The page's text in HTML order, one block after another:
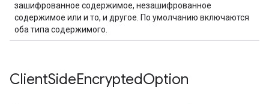
зашифрованное содержимое, незашифрованное
содержимое или и то, и другое. По умолчанию включаются
оба типа содержимого.
ClientSideEncryptedOption